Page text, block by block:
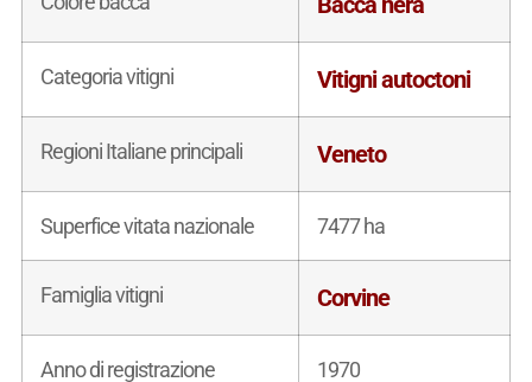
Categoria vitigni Vitigni autoctoni
Regioni Italiane principali Veneto
Superfice vitata nazionale 7477 ha
Famiglia vitigni Corvine
Anno di registrazione 1970